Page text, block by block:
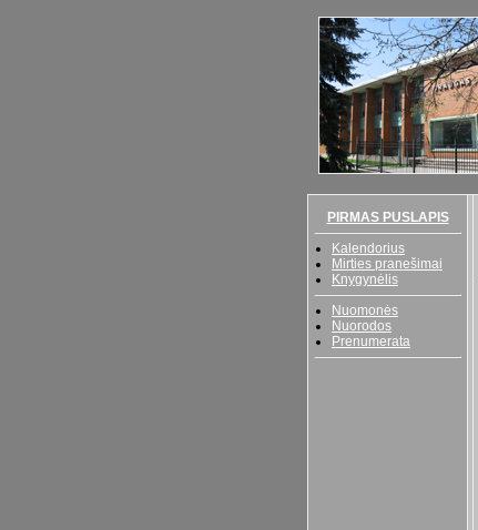
PIRMAS PUSLAPIS
Kalendorius
Mirties pranešimai
Knygynėlis
Nuomonės
Nuorodos
Prenumerata